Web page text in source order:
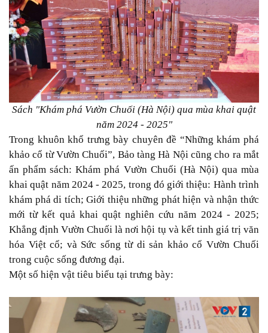
Sách "Khám phá Vườn Chuối (Hà Nội) qua mùa khai quật
năm 2024 - 2025"
Trong khuôn khổ trưng bày chuyên đề “Những khám phá
khảo cổ từ Vườn Chuối”, Bảo tàng Hà Nội cũng cho ra mắt
ấn phẩm sách: Khám phá Vườn Chuối (Hà Nội) qua mùa
khai quật năm 2024 - 2025, trong đó giới thiệu: Hành trình
khám phá di tích; Giới thiệu những phát hiện và nhận thức
mới từ kết quả khai quật nghiên cứu năm 2024 - 2025;
Khẳng định Vườn Chuối là nơi hội tụ và kết tinh giá trị văn
hóa Việt cổ; và Sức sống từ di sản khảo cổ Vườn Chuối
trong cuộc sống đương đại.
Một số hiện vật tiêu biểu tại trưng bày: